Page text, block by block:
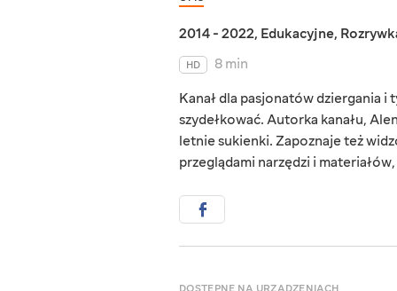
2014 - 2022, Edukacyjne,
HD
8 min
Kanał dla pasjonatów dziergania
szydełkować. Autorka kanału,
letnie sukienki. Zapoznaje też
przeglądami narzędzi i